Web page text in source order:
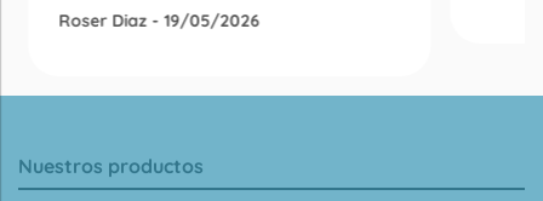
Roser Diaz - 19/05/2026
Nuestros productos